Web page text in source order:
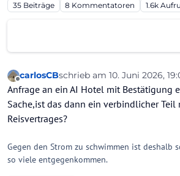
35 Beiträge 8 Kommentatoren 1.6k
Offline
carlosCBschrieb am 10. Juni 2026,
zuletzt editiert von Ahotep2
Anfrage an ein AI Hotel mit Bestätigung
Sache,ist das dann ein verbindlicher Teil
Reisvertrages?
Gegen den Strom zu schwimmen ist deshalb
so viele entgegenkommen.